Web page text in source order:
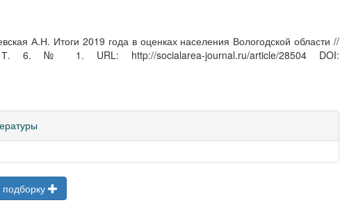
А.Н. Итоги 2019 года в оценках населения Вологодской области //
Т. 6. № 1. URL: http://socialarea-journal.ru/article/28504 DOI: